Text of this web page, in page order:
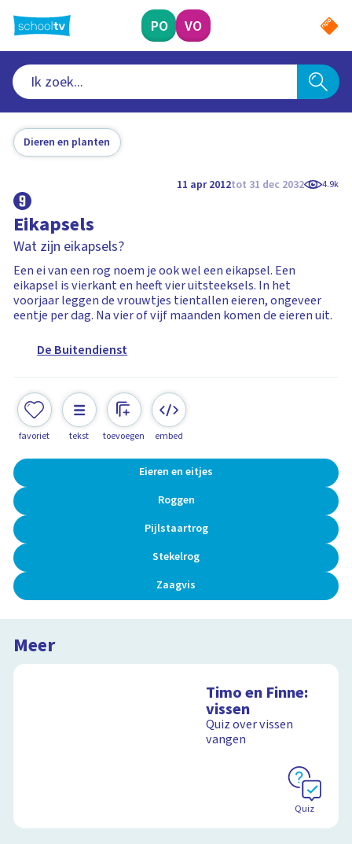
naar
hoofdinhoud
PO VO
Dieren en planten
11 apr 2012tot 31 dec 2032 4.9k
Eikapsels
Wat zijn eikapsels?
Een ei van een rog noem je ook wel een eikapsel. Een
eikapsel is vierkant en heeft vier uitsteeksels. In het
voorjaar leggen de vrouwtjes tientallen eieren, ongeveer
eentje per dag. Na vier of vijf maanden komen de eieren uit.
De Buitendienst
favoriet tekst toevoegen embed
Eieren en eitjes
Roggen
Pijlstaartrog
Stekelrog
Zaagvis
Meer
Timo en Finne:
vissen
Quiz over vissen
vangen
Quiz